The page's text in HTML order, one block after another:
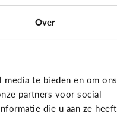
Over
te bieden en om ons
partners voor social
die u aan ze heeft
in een digitale